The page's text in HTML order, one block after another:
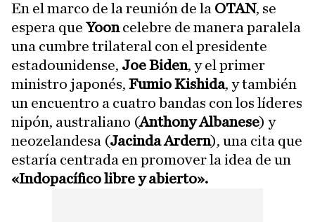
En el marco de la reunión de la OTAN, se
espera que Yooncelebre de manera paralela
una cumbre trilateral con el presidente
estadounidense, Joe Biden, y el primer
ministro japonés, Fumio Kishida, y también
un encuentro a cuatro bandas con los líderes
nipón, australiano (Anthony Albanese) y
neozelandesa (Jacinda Ardern), una cita que
estaría centrada en promover la idea de un
«Indopacífico libre y abierto».